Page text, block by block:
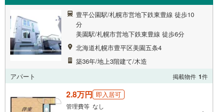
豊平公園駅/札幌市営地下鉄東豊線 徒歩10
分
美園駅/札幌市営地下鉄東豊線 徒歩6分
北海道札幌市豊平区美園五条4
築36年/地上3階建て/木造
アパート
掲載物件 1件
2.8万円 即入居可
管理費等 なし